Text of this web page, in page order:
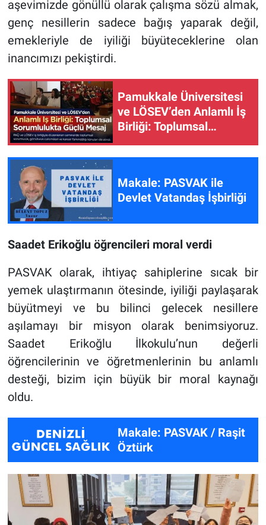
aşevimizde gönüllü olarak çalışma sözü almak,
genç nesillerin sadece bağış yaparak değil,
emekleriyle de iyiliği büyüteceklerine olan
inancımızı pekiştirdi.
Pamukkale Üniversitesi
ve LÖSEV’den Anlamlı İş
Birliği: Toplumsal
Mesaj
Makale: PASVAK ile
Devlet Vatandaş İşbirliği
Saadet Erikoğlu öğrencileri moral verdi
PASVAK olarak, ihtiyaç sahiplerine sıcak bir
yemek ulaştırmanın ötesinde, iyiliği paylaşarak
büyütmeyi ve bu bilinci gelecek nesillere
aşılamayı bir misyon olarak benimsiyoruz.
Saadet Erikoğlu İlkokulu’nun değerli
öğrencilerinin ve öğretmenlerinin bu anlamlı
desteği, bizim için büyük bir moral kaynağı
oldu.
Makale: PASVAK / Raşit
Öztürk